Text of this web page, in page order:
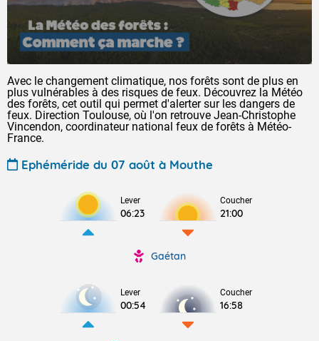
Avec le changement climatique, nos forêts sont de plus en
plus vulnérables à des risques de feux. Découvrez la Météo
des forêts, cet outil qui permet d'alerter sur les dangers de
feux. Direction Toulouse, où l'on retrouve Jean-Christophe
Vincendon, coordinateur national feux de forêts à Météo-
France.
Ephéméride du 07 août à Mouthe
Lever
06:23
Coucher
21:00
Gaétan
Lever
00:54
Coucher
16:58